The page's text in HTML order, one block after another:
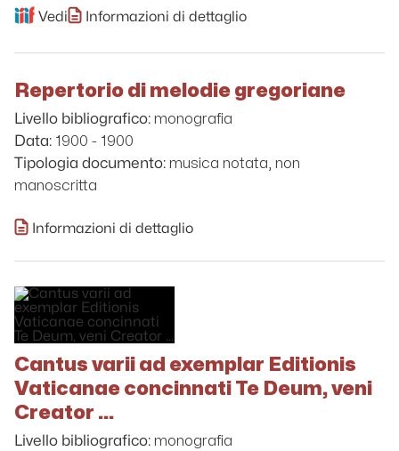
Vedi Informazioni di dettaglio
Repertorio di melodie gregoriane
Livello bibliografico: monografia
Data: 1900 - 1900
Tipologia documento: musica notata, non
manoscritta
Informazioni di dettaglio
Cantus varii ad exemplar Editionis
Vaticanae concinnati Te Deum, veni
Creator ...
Livello bibliografico: monografia